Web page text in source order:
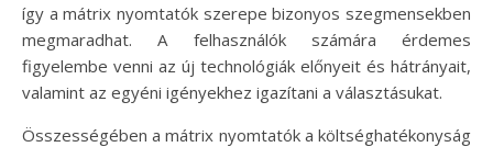
így a mátrix nyomtatók szerepe bizonyos szegmensekben
megmaradhat. A felhasználók számára érdemes
figyelembe venni az új technológiák előnyeit és hátrányait,
valamint az egyéni igényekhez igazítani a választásukat.
Összességében a mátrix nyomtatók a költséghatékonyság